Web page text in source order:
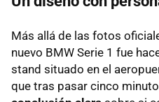
Más allá de las fotos
nuevo BMW Serie 1 fue
stand situado en el
que tras pasar cinco